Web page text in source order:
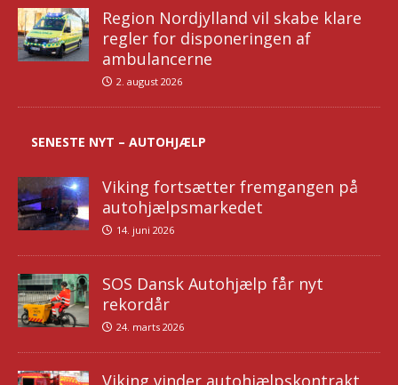
Region Nordjylland vil skabe klare
regler for disponeringen af
ambulancerne
2. august 2026
SENESTE NYT – AUTOHJÆLP
Viking fortsætter fremgangen på
autohjælpsmarkedet
14. juni 2026
SOS Dansk Autohjælp får nyt
rekordår
24. marts 2026